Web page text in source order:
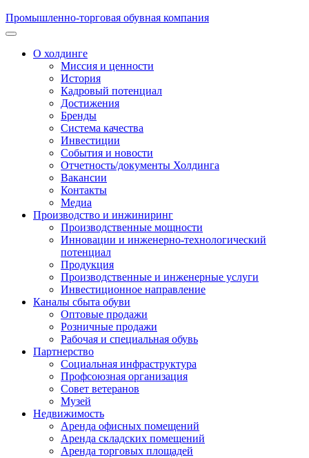
Промышленно-торговая обувная компания
О холдинге
Миссия и ценности
История
Кадровый потенциал
Достижения
Бренды
Система качества
Инвестиции
События и новости
Отчетность/документы Холдинга
Вакансии
Контакты
Медиа
Производство и инжиниринг
Производственные мощности
Инновации и инженерно-технологический
потенциал
Продукция
Производственные и инженерные услуги
Инвестиционное направление
Каналы сбыта обуви
Оптовые продажи
Розничные продажи
Рабочая и специальная обувь
Партнерство
Социальная инфраструктура
Профсоюзная организация
Совет ветеранов
Музей
Недвижимость
Аренда офисных помещений
Аренда складских помещений
Аренда торговых площадей